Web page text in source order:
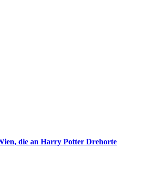
die an Harry Potter Drehorte